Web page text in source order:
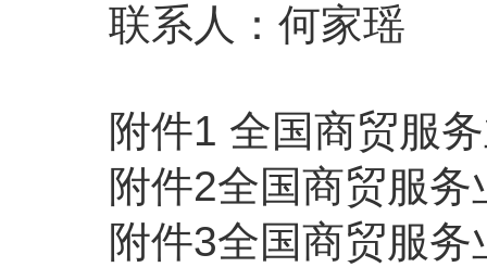
联系人：何家瑶
附件1 全国商贸服
附件2全国商贸服
附件3全国商贸服